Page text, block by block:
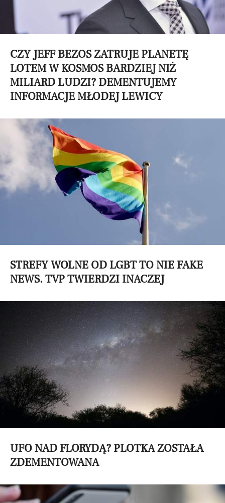
CZY JEFF BEZOS ZATRUJE PLANETĘ
LOTEM W KOSMOS BARDZIEJ NIŻ
MILIARD LUDZI? DEMENTUJEMY
INFORMACJE MŁODEJ LEWICY
STREFY WOLNE OD LGBT TO NIE FAKE
NEWS. TVP TWIERDZI INACZEJ
UFO NAD FLORYDĄ? PLOTKA ZOSTAŁA
ZDEMENTOWANA